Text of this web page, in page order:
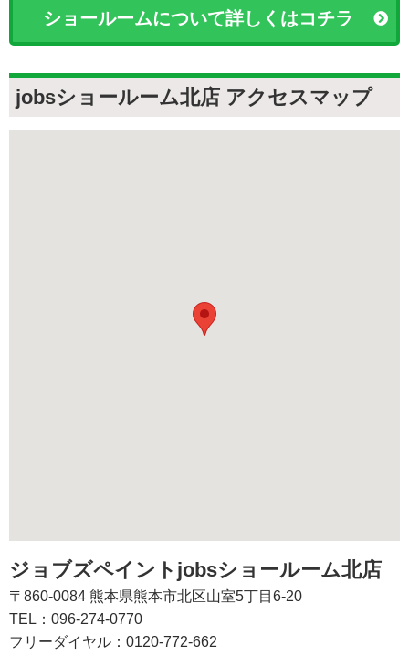
ショールームについて詳しくはコチラ
jobsショールーム北店 アクセスマップ
ジョブズペイントjobsショールーム北店
〒860-0084 熊本県熊本市北区山室5丁目6-20
TEL：096-274-0770
フリーダイヤル：0120-772-662